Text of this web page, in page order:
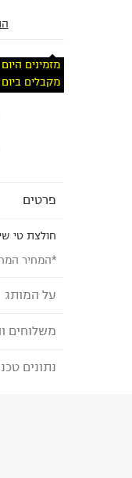
מזמינים היום
מקבלים
פרטים
חולצת טי
*המחיר
על המותג
JONES
משלוחים
לבחירת
נתונים